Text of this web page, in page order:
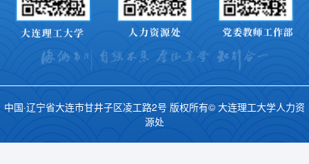
中国·辽宁省大连市甘井子区凌工路2号 版权所有© 大连理工大学人力资
源处